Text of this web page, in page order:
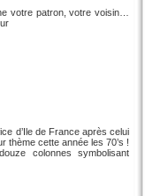
votre patron, votre voisin…
d’Ile de France après celui
thème cette année les 70’s !
colonnes symbolisant